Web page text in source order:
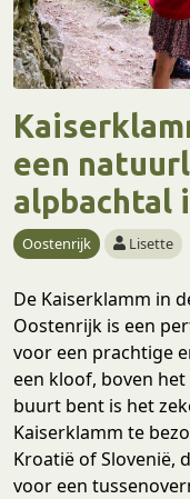
een
alpbachtal
Oostenrijk Lisette
De Kaiserklamm in
Oostenrijk is een
voor een prachtige
een kloof, boven
buurt bent is het
Kaiserklamm te
Kroatië of Slovenië,
voor een